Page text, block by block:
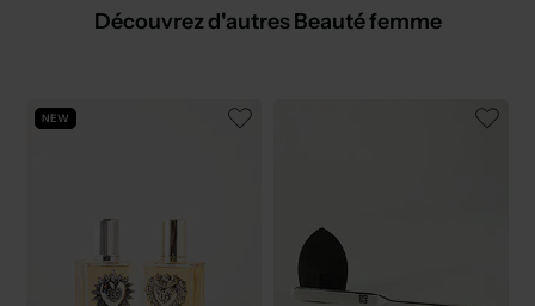
Découvrez d'autres Beauté femme
NEW